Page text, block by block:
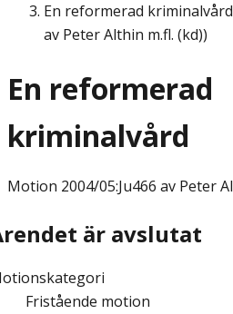
En reformerad
av Peter Althin m.fl. (kd))
En reformerad
kriminalvård
Motion 2004/05:Ju466 av Peter
är avslutat
Fristående motion